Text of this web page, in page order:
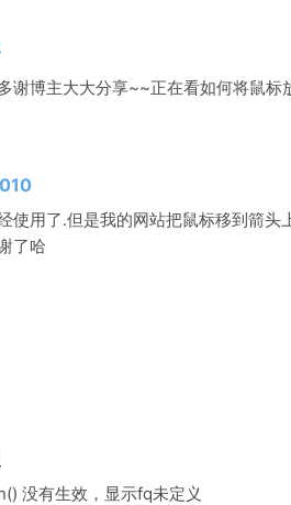
谢博主大大分享~~正在看如何将鼠
使用了.但是我的网站把鼠标移到箭
了哈
没有生效，显示fq未定义